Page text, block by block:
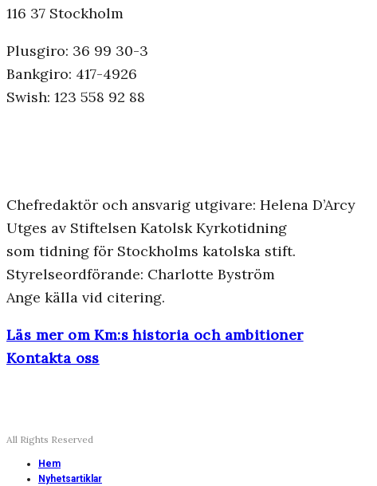
116 37 Stockholm
Plusgiro: 36 99 30-3
Bankgiro: 417-4926
Swish: 123 558 92 88
Chefredaktör och ansvarig utgivare: Helena D’Arcy
Utges av Stiftelsen Katolsk Kyrkotidning
som tidning för Stockholms katolska stift.
Styrelseordförande: Charlotte Byström
Ange källa vid citering.
Läs mer om Km:s historia och ambitioner
Kontakta oss
All Rights Reserved
Hem
Nyhetsartiklar